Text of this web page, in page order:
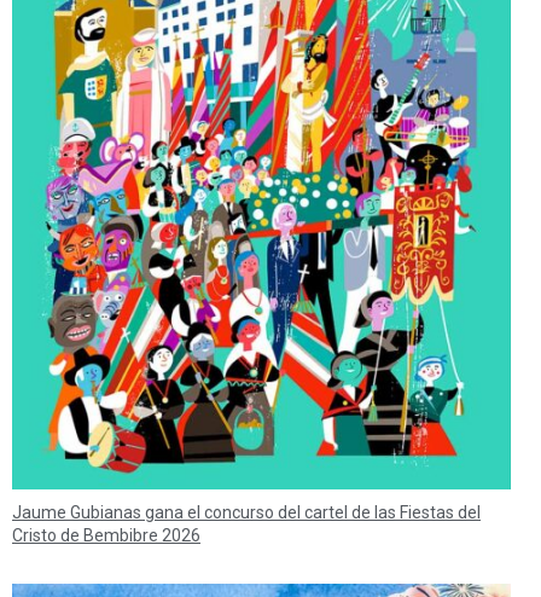
Jaume Gubianas gana el concurso del cartel de las Fiestas del
Cristo de Bembibre 2026